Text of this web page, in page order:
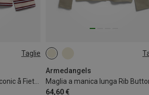
Taglie
Maglia a manica lunga Iconic å Fietaa Stripe donna
Armedangels
64,60 €
XS